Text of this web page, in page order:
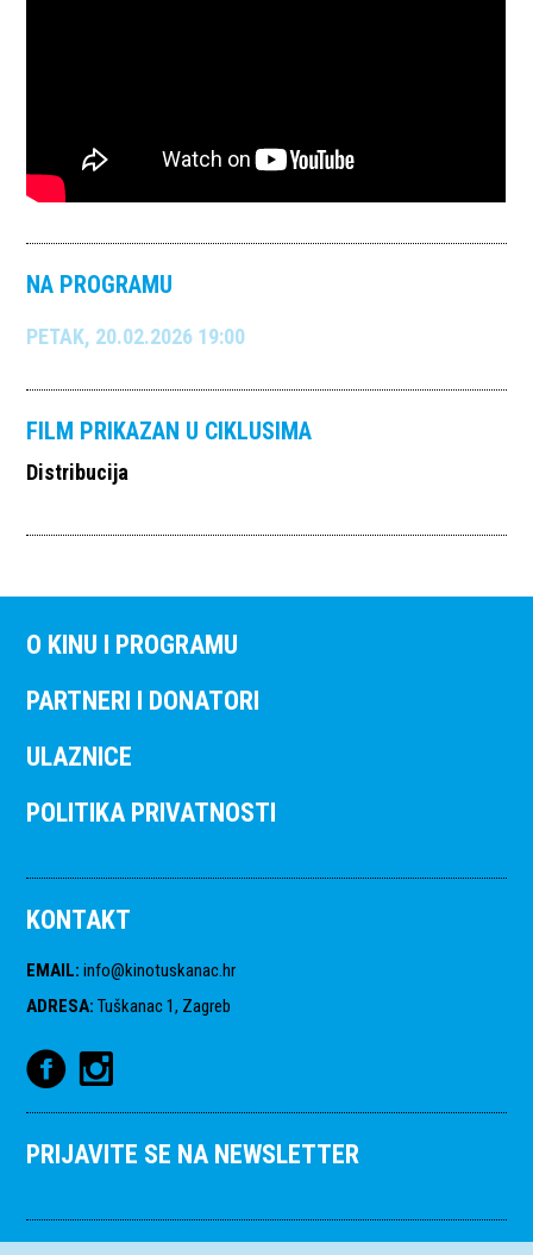
NA PROGRAMU
PETAK, 20.02.2026 19:00
FILM PRIKAZAN U CIKLUSIMA
Distribucija
O KINU I PROGRAMU
PARTNERI I DONATORI
ULAZNICE
POLITIKA PRIVATNOSTI
KONTAKT
EMAIL: info@kinotuskanac.hr
ADRESA: Tuškanac 1, Zagreb
PRIJAVITE SE NA NEWSLETTER